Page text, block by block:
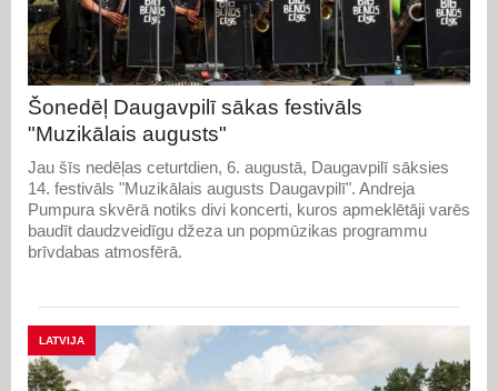
Šonedēļ Daugavpilī sākas festivāls
"Muzikālais augusts"
Jau šīs nedēļas ceturtdien, 6. augustā, Daugavpilī sāksies
14. festivāls "Muzikālais augusts Daugavpilī". Andreja
Pumpura skvērā notiks divi koncerti, kuros apmeklētāji varēs
baudīt daudzveidīgu džeza un popmūzikas programmu
brīvdabas atmosfērā.
LATVIJA